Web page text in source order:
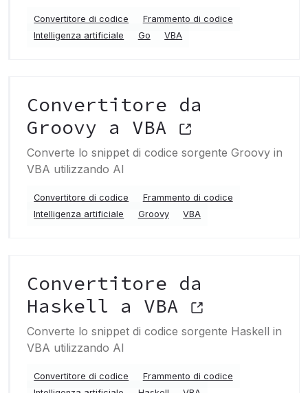
Convertitore di codice
Frammento di codice
Intelligenza artificiale
Go VBA
Convertitore da
Groovy a VBA
Converte lo snippet di codice sorgente Groovy in
VBA utilizzando AI
Convertitore di codice
Frammento di codice
Intelligenza artificiale
Groovy VBA
Convertitore da
Haskell a VBA
Converte lo snippet di codice sorgente Haskell in
VBA utilizzando AI
Convertitore di codice
Frammento di codice